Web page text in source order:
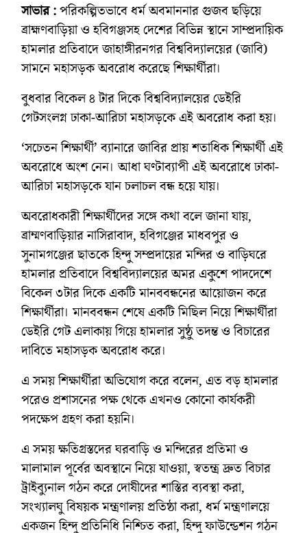
সাভার :পরিকল্পিতভাবে ধর্ম অবমাননার গুজব ছড়িয়ে
ব্রাহ্মণবাড়িয়া ও হবিগঞ্জসহ দেশের বিভিন্ন স্থানে সাম্প্রদায়িক
হামলার প্রতিবাদে জাহাঙ্গীরনগর বিশ্ববিদ্যালয়ের (জাবি)
সামনে মহাসড়ক অবরোধ করেছে শিক্ষার্থীরা।
বুধবার বিকেল ৪ টার দিকে বিশ্ববিদ্যালয়ের ডেইরি
গেটসংলগ্ন ঢাকা-আরিচা মহাসড়কে এই অবরোধ করা হয়।
‘সচেতন শিক্ষার্থী’ ব্যানারে জাবির প্রায় শতাধিক শিক্ষার্থী এই
অবরোধে অংশ নেন। আধা ঘণ্টাব্যাপী এই অবরোধে ঢাকা-
আরিচা মহাসড়কে যান চলাচল বন্ধ হয়ে যায়।
অবরোধকারী শিক্ষার্থীদের সঙ্গে কথা বলে জানা যায়,
ব্রাম্মণবাড়িয়ার নাসিরাবাদ, হবিগঞ্জের মাধবপুর ও
সুনামগঞ্জের ছাতকে হিন্দু সম্প্রদায়ের মন্দির ও বাড়িঘরে
হামলার প্রতিবাদে বিশ্ববিদ্যালয়ের অমর একুশে পাদদেশে
বিকেল ৩টার দিকে একটি মানববন্ধনের আয়োজন করে
শিক্ষার্থীরা। মানববন্ধন শেষে একটি মিছিল নিয়ে শিক্ষার্থীরা
ডেইরি গেট এলাকায় গিয়ে হামলার সুষ্ঠু তদন্ত ও বিচারের
দাবিতে মহাসড়ক অবরোধ করে।
এ সময় শিক্ষার্থীরা অভিযোগ করে বলেন, এত বড় হামলার
পরেও প্রশাসনের পক্ষ থেকে এখনও কোনো কার্যকরী
পদক্ষেপ গ্রহণ করা হয়নি।
এ সময় ক্ষতিগ্রস্তদের ঘরবাড়ি ও মন্দিরের প্রতিমা ও
মালামাল পূর্বের অবস্থানে নিয়ে যাওয়া, স্বতন্ত্র দ্রুত বিচার
ট্রাইব্যুনাল গঠন করে দোষীদের শাস্তির ব্যবস্থা করা,
সংখ্যালঘু বিষয়ক মন্ত্রণালয় প্রতিষ্ঠা করা, ধর্ম মন্ত্রণালয়ে
একজন হিন্দু প্রতিনিধি নিশ্চিত করা, হিন্দু ফাউন্ডেশন গঠন